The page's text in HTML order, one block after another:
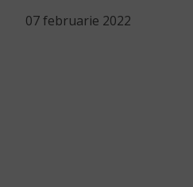
07 februarie 2022